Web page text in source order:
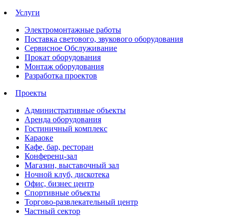
Услуги
Электромонтажные работы
Поставка светового, звукового оборудования
Сервисное Обслуживание
Прокат оборудования
Монтаж оборудования
Разработка проектов
Проекты
Административные объекты
Аренда оборудования
Гостиничный комплекс
Караоке
Кафе, бар, ресторан
Конференц-зал
Магазин, выставочный зал
Ночной клуб, дискотека
Офис, бизнес центр
Спортивные объекты
Торгово-развлекательный центр
Частный сектор